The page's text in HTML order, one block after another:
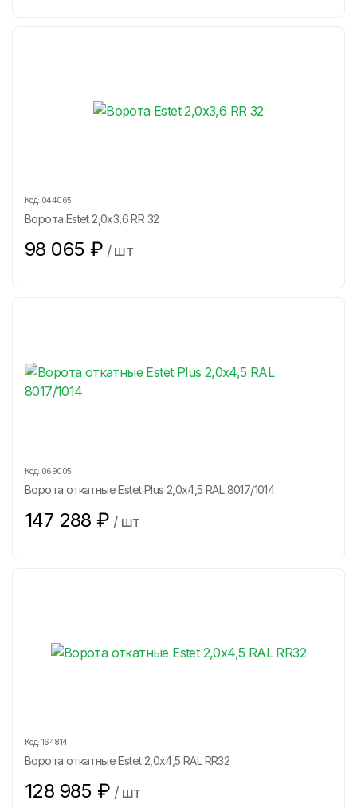
Код: 044065
Ворота Estet 2,0х3,6 RR 32
98 065 ₽ /шт
Код: 069005
Ворота откатные Estet Plus 2,0х4,5 RAL 8017/1014
147 288 ₽ / шт
Код: 164814
Ворота откатные Estet 2,0х4,5 RAL RR32
128 985 ₽ / шт